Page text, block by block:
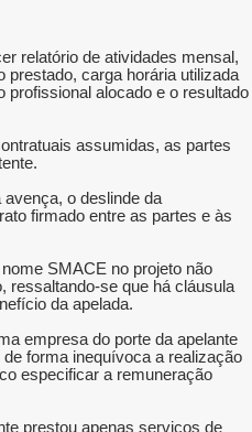
relatório de atividades mensal,
carga horária utilizada
alocado e o resultado
assumidas, as partes
o deslinde da
firmado entre as partes e às
SMACE no projeto não
ressaltando-se que há cláusula
da apelada.
empresa do porte da apelante
forma inequívoca a realização
especificar a remuneração
prestou apenas serviços de